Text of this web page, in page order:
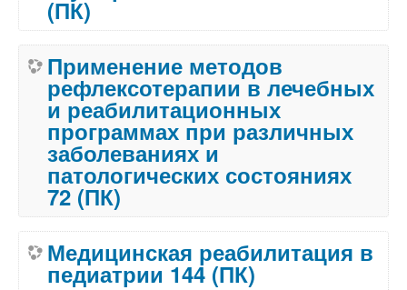
(ПК)
Применение методов
рефлексотерапии в лечебных
и реабилитационных
программах при различных
заболеваниях и
патологических состояниях
72 (ПК)
Медицинская реабилитация в
педиатрии 144 (ПК)